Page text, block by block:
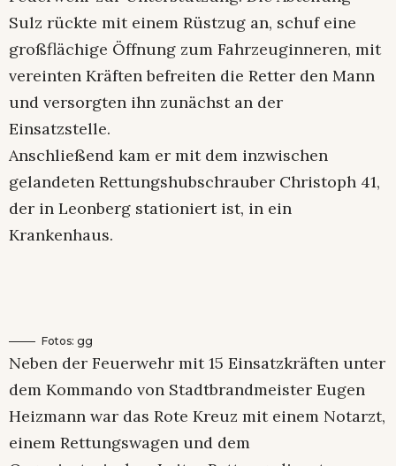
Sulz rückte mit einem Rüstzug an, schuf eine
großflächige Öffnung zum Fahrzeuginneren, mit
vereinten Kräften befreiten die Retter den Mann
und versorgten ihn zunächst an der
Einsatzstelle.
Anschließend kam er mit dem inzwischen
gelandeten Rettungshubschrauber Christoph 41,
der in Leonberg stationiert ist, in ein
Krankenhaus.
Fotos: gg
Neben der Feuerwehr mit 15 Einsatzkräften unter
dem Kommando von Stadtbrandmeister Eugen
Heizmann war das Rote Kreuz mit einem Notarzt,
einem Rettungswagen und dem